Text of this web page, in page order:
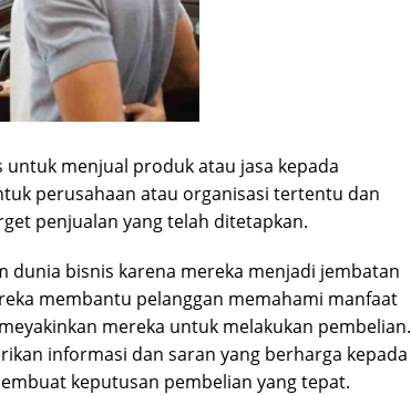
menjual produk atau jasa kepada
perusahaan atau organisasi tertentu dan
penjualan yang telah ditetapkan.
dunia bisnis karena mereka menjadi jembatan
membantu pelanggan memahami manfaat
mereka untuk melakukan pembelian.
informasi dan saran yang berharga kepada
keputusan pembelian yang tepat.